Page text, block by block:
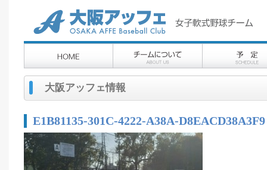
大阪アッフェ情報
E1B81135-301C-4222-A38A-D8EACD38A3F9